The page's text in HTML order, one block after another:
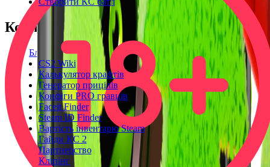
Корисне
Блог
CS2 Wiki
Калькулятор крафтів
Генератор прицілів
Конфіги PRO гравців
Faceit Finder
Steam ID Finder
Вартість інвентарю Steam
Гайди КС 2
Партнерство
Кліпінг